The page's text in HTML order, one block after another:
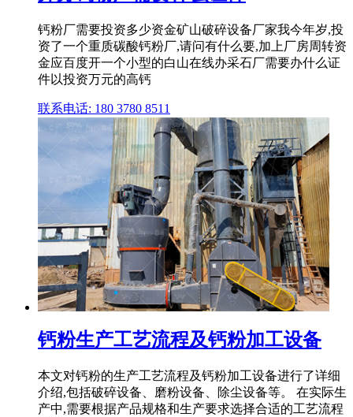
钙粉厂需要投资多少资金矿山破碎设备厂家我今年岁,投
资了一个重质碳酸钙粉厂,请问有什么要,加上厂房周转资
金应百度开一个小型的白山在线办采石厂需要办什么证
件以投资万元的高钙
联系电话: 180 3780 8511
钙粉生产工艺流程及钙粉加工设备
本文对钙粉的生产工艺流程及钙粉加工设备进行了详细
介绍,包括破碎设备、磨粉设备、除尘设备等。 在实际生
产中,需要根据产品规格和生产要求选择合适的工艺流程